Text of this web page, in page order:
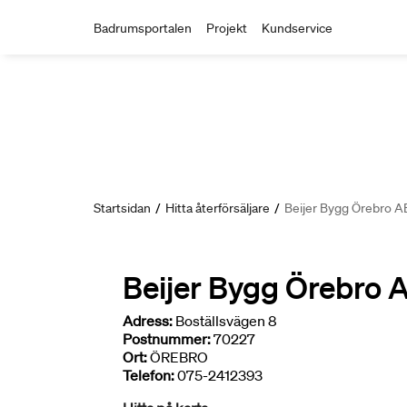
Badrumsportalen Projekt Kundservice
Startsidan / Hitta återförsäljare / Beijer Bygg Örebro
Beijer Bygg Örebro
Adress: Boställsvägen 8
Postnummer:70227
Ort:ÖREBRO
Telefon:075-2412393